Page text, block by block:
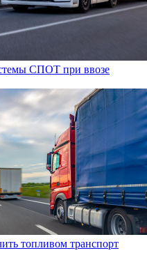
СПОТ при ввозе
топливом транспорт